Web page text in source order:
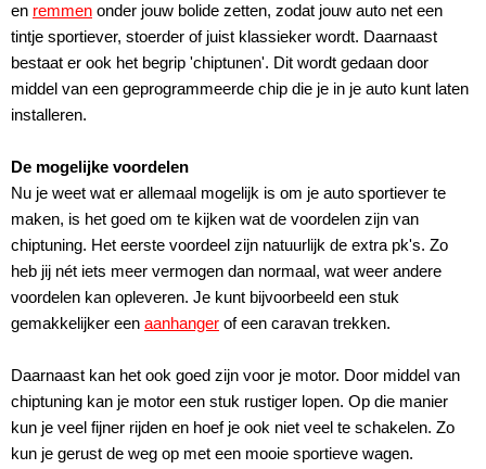
en remmen onder jouw bolide zetten, zodat jouw auto net een
tintje sportiever, stoerder of juist klassieker wordt. Daarnaast
bestaat er ook het begrip 'chiptunen'. Dit wordt gedaan door
middel van een geprogrammeerde chip die je in je auto kunt laten
installeren.
De mogelijke voordelen
Nu je weet wat er allemaal mogelijk is om je auto sportiever te
maken, is het goed om te kijken wat de voordelen zijn van
chiptuning. Het eerste voordeel zijn natuurlijk de extra pk's. Zo
heb jij nét iets meer vermogen dan normaal, wat weer andere
voordelen kan opleveren. Je kunt bijvoorbeeld een stuk
gemakkelijker een aanhanger of een caravan trekken.
Daarnaast kan het ook goed zijn voor je motor. Door middel van
chiptuning kan je motor een stuk rustiger lopen. Op die manier
kun je veel fijner rijden en hoef je ook niet veel te schakelen. Zo
kun je gerust de weg op met een mooie sportieve wagen.